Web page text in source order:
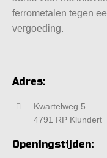
ferrometalen tegen
vergoeding.
Adres:
Kwartelweg 5
4791 RP Klundert
Openingstijden: